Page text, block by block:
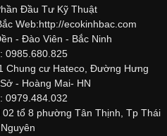
Đầu Tư Kỹ Thuật
Web:http://ecokinhbac.com
- Đào Viên - Bắc Ninh
0985.680.825
Chung cư Hateco, Đường Hưng
- Hoàng Mai- HN
0979.484.032
tổ 8 phường Tân Thịnh, Tp Thái
Nguyên